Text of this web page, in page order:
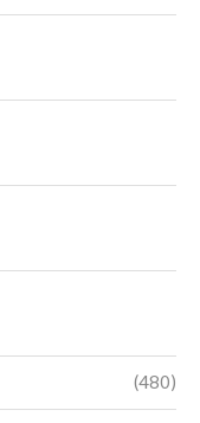
(480)